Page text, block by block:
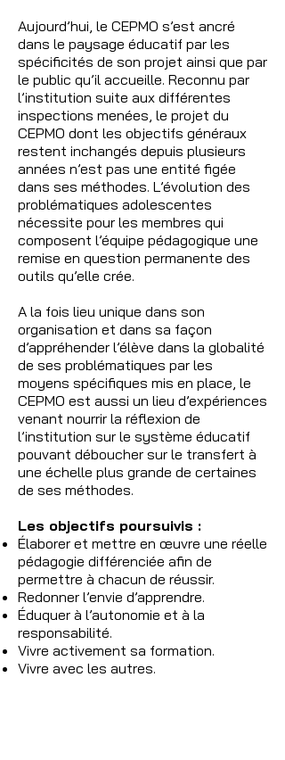
Aujourd’hui, le CEPMO s’est ancré
dans le paysage éducatif par les
spécificités de son projet ainsi que par
le public qu’il accueille. Reconnu par
l’institution suite aux différentes
inspections menées, le projet du
CEPMO dont les objectifs généraux
restent inchangés depuis plusieurs
années n’est pas une entité figée
dans ses méthodes. L’évolution des
problématiques adolescentes
nécessite pour les membres qui
composent l’équipe pédagogique une
remise en question permanente des
outils qu’elle crée.
A la fois lieu unique dans son
organisation et dans sa façon
d’appréhender l’élève dans la globalité
de ses problématiques par les
moyens spécifiques mis en place, le
CEPMO est aussi un lieu d’expériences
venant nourrir la réflexion de
l’institution sur le système éducatif
pouvant déboucher sur le transfert à
une échelle plus grande de certaines
de ses méthodes.
Les objectifs poursuivis :
Élaborer et mettre en œuvre une réelle
pédagogie différenciée afin de
permettre à chacun de réussir.
Redonner l’envie d’apprendre.
Éduquer à l’autonomie et à la
responsabilité.
Vivre activement sa formation.
Vivre avec les autres.